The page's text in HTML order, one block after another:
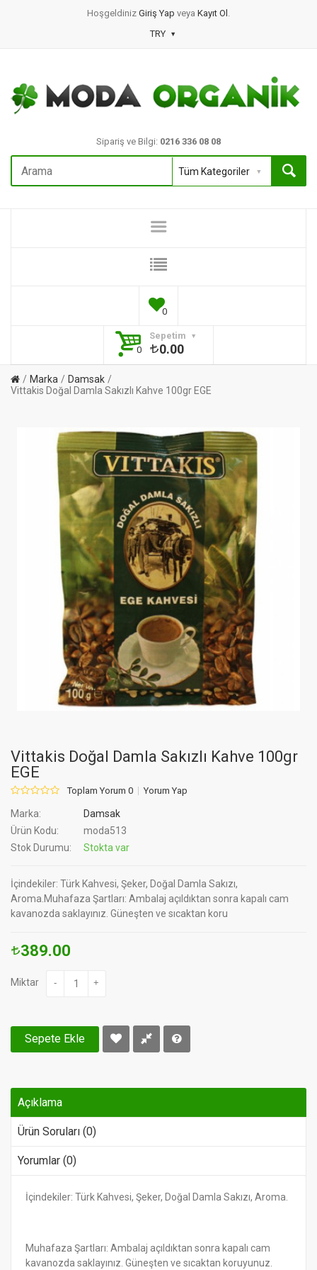
Hoşgeldiniz Giriş Yap veya Kayıt Ol .
TRY
Sipariş ve Bilgi: 0216 336 08 08
0
Sepetim
0
0.00
Marka
Damsak
Vittakis Doğal Damla Sakızlı Kahve 100gr EGE
Vittakis Doğal Damla Sakızlı Kahve 100gr
EGE
Toplam Yorum 0 Yorum Yap
Marka:
Damsak
Ürün Kodu:
moda513
Stok Durumu:
Stokta var
İçindekiler: Türk Kahvesi, Şeker, Doğal Damla Sakızı,
Aroma.Muhafaza Şartları: Ambalaj açıldıktan sonra kapalı cam
kavanozda saklayınız. Güneşten ve sıcaktan koru
389.00
Miktar - +
Sepete Ekle
Açıklama
Ürün Soruları (0)
Yorumlar (0)
İçindekiler: Türk Kahvesi, Şeker, Doğal Damla Sakızı, Aroma.
Muhafaza Şartları: Ambalaj açıldıktan sonra kapalı cam
kavanozda saklayınız. Güneşten ve sıcaktan koruyunuz.